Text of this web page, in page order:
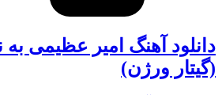
دانلود آهنگ امیر عظیمی به
(گیتار ورژن)